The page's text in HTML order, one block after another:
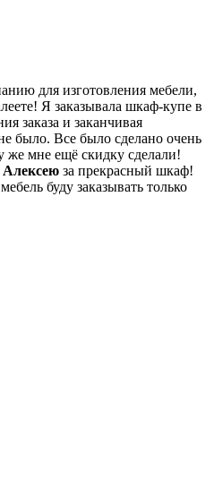
для изготовления мебели,
Я заказывала шкаф-купе в
заказа и заканчивая
было. Все было сделано очень
же мне ещё скидку сделали!
Алексею за прекрасный шкаф!
буду заказывать только